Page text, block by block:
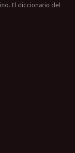
El diccionario del